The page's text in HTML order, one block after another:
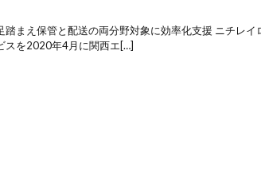
踏まえ保管と配送の両分野対象に効率化支援 ニチレ
スを2020年4月に関西エ[…]